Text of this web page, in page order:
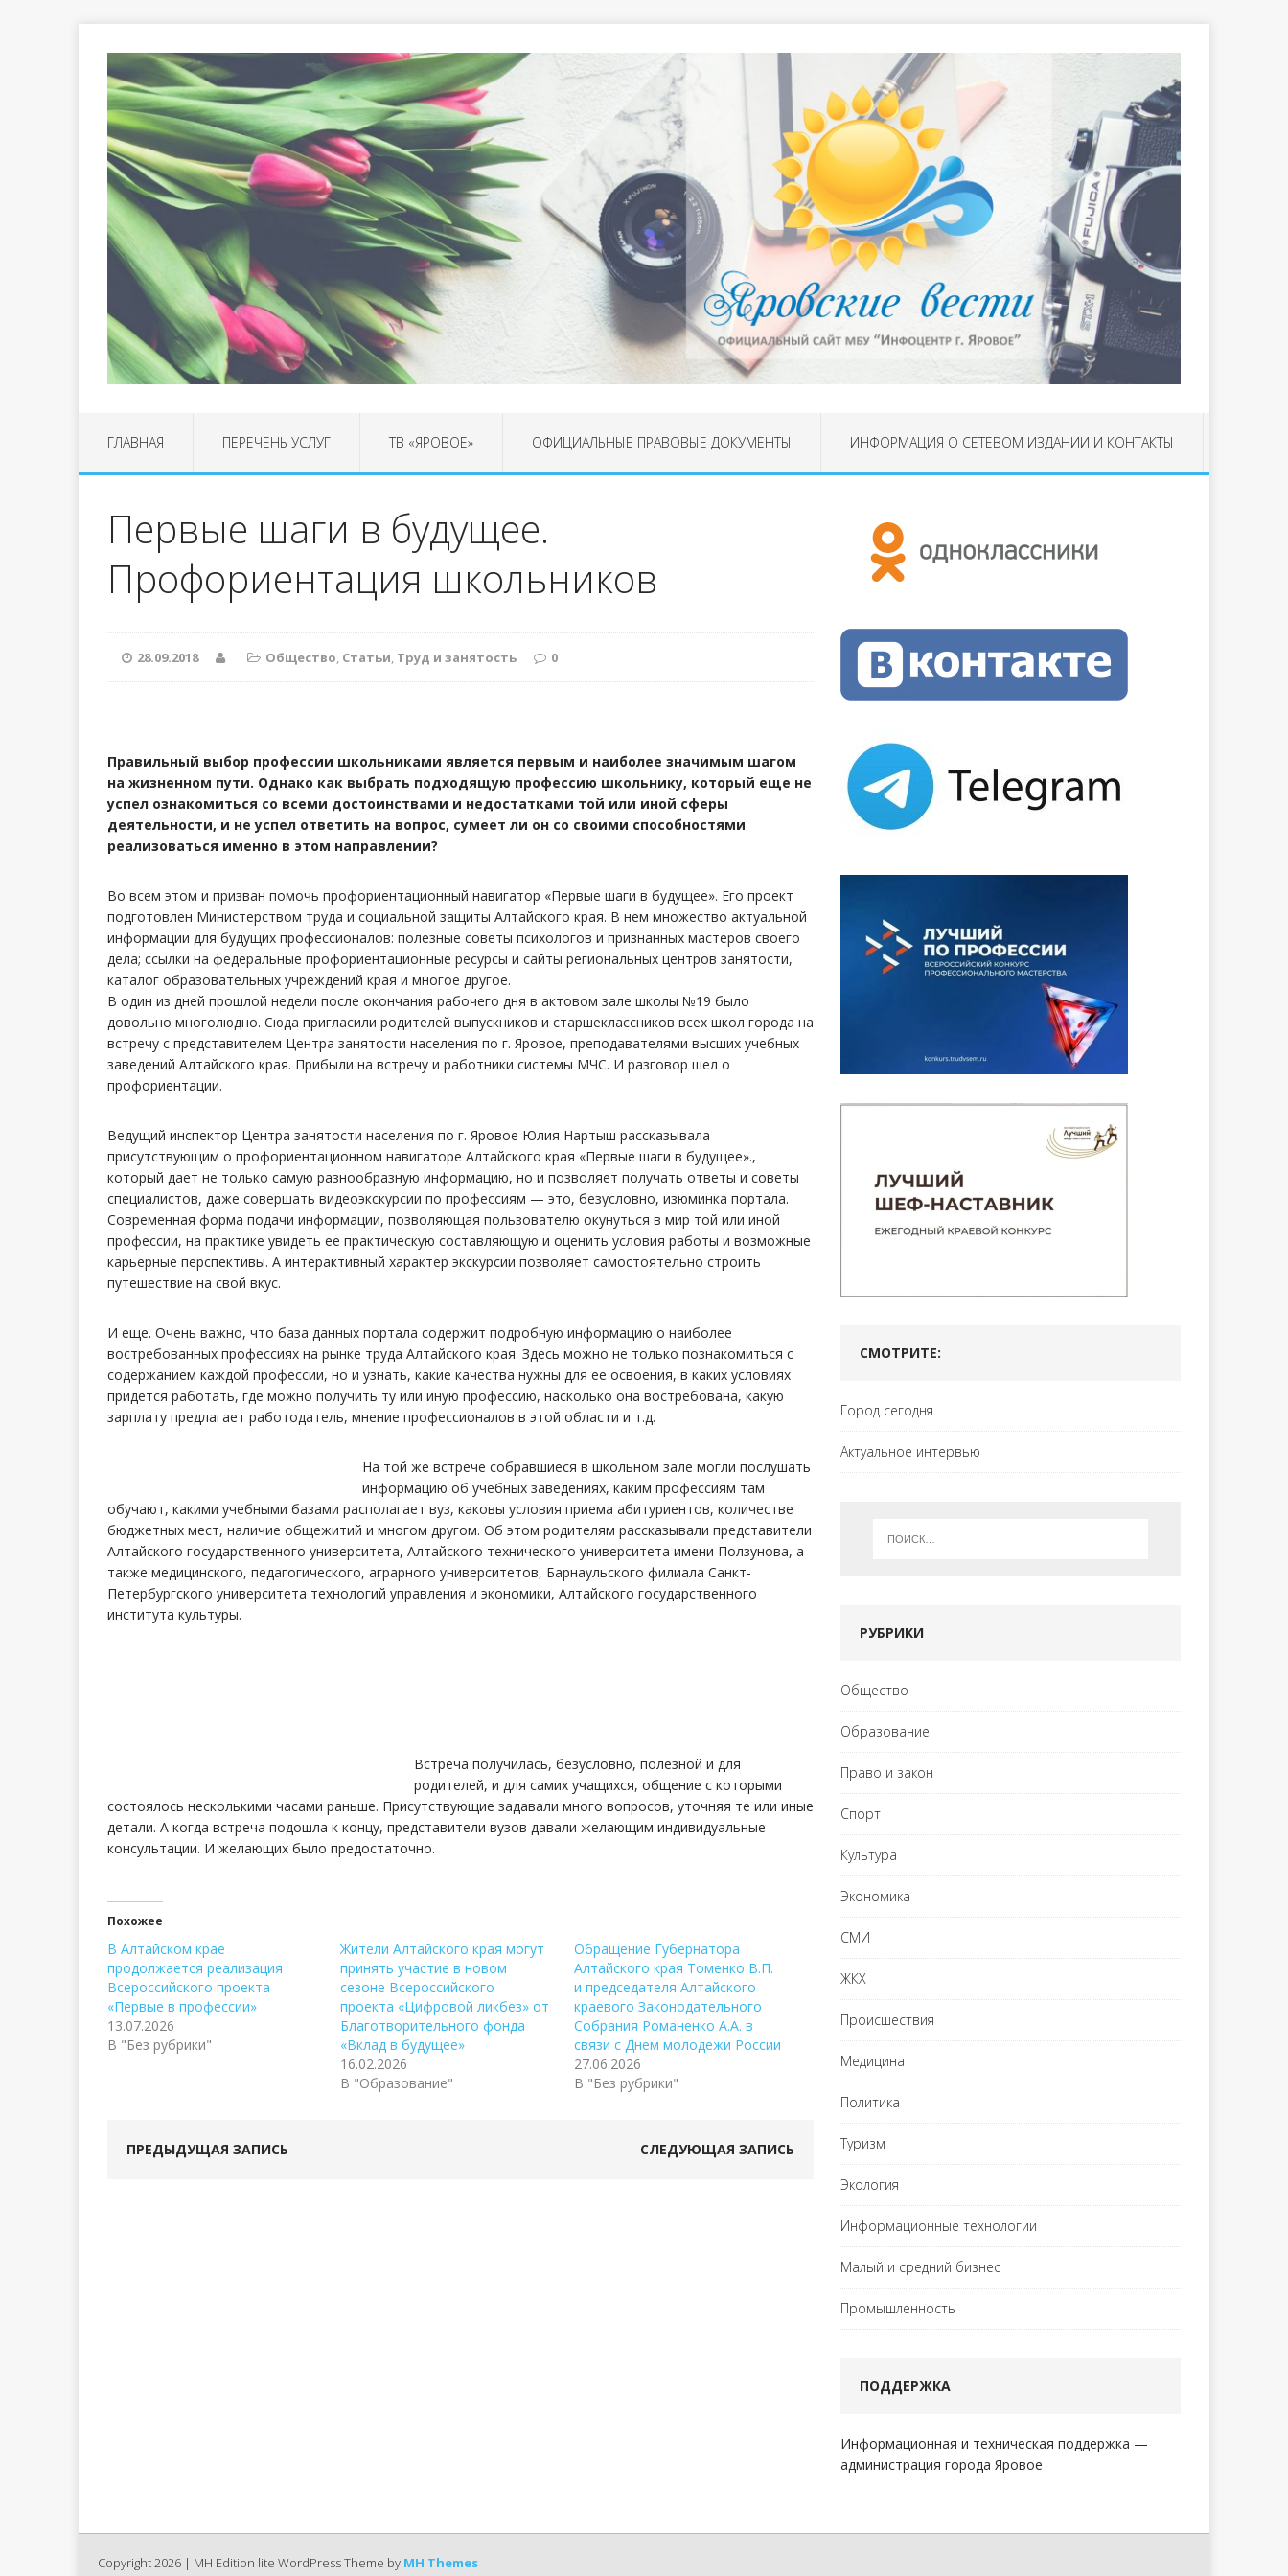
ГЛАВНАЯ ПЕРЕЧЕНЬ УСЛУГ ТВ «ЯРОВОЕ» ОФИЦИАЛЬНЫЕ ПРАВОВЫЕ ДОКУМЕНТЫ ИНФОРМАЦИЯ О СЕТЕВОМ ИЗДАНИИ И КОНТАКТЫ
Первые шаги в будущее.
Профориентация школьников
28.09.2018 Общество, Статьи, Труд и занятость 0
Правильный выбор профессии школьниками является первым и наиболее значимым шагом
на жизненном пути. Однако как выбрать подходящую профессию школьнику, который еще не
успел ознакомиться со всеми достоинствами и недостатками той или иной сферы
деятельности, и не успел ответить на вопрос, сумеет ли он со своими способностями
реализоваться именно в этом направлении?
Во всем этом и призван помочь профориентационный навигатор «Первые шаги в будущее». Его проект
подготовлен Министерством труда и социальной защиты Алтайского края. В нем множество актуальной
информации для будущих профессионалов: полезные советы психологов и признанных мастеров своего
дела; ссылки на федеральные профориентационные ресурсы и сайты региональных центров занятости,
каталог образовательных учреждений края и многое другое.
В один из дней прошлой недели после окончания рабочего дня в актовом зале школы №19 было
довольно многолюдно. Сюда пригласили родителей выпускников и старшеклассников всех школ города на
встречу с представителем Центра занятости населения по г. Яровое, преподавателями высших учебных
заведений Алтайского края. Прибыли на встречу и работники системы МЧС. И разговор шел о
профориентации.
Ведущий инспектор Центра занятости населения по г. Яровое Юлия Нартыш рассказывала
присутствующим о профориентационном навигаторе Алтайского края «Первые шаги в будущее».,
который дает не только самую разнообразную информацию, но и позволяет получать ответы и советы
специалистов, даже совершать видеоэкскурсии по профессиям — это, безусловно, изюминка портала.
Современная форма подачи информации, позволяющая пользователю окунуться в мир той или иной
профессии, на практике увидеть ее практическую составляющую и оценить условия работы и возможные
карьерные перспективы. А интерактивный характер экскурсии позволяет самостоятельно строить
путешествие на свой вкус.
И еще. Очень важно, что база данных портала содержит подробную информацию о наиболее
востребованных профессиях на рынке труда Алтайского края. Здесь можно не только познакомиться с
содержанием каждой профессии, но и узнать, какие качества нужны для ее освоения, в каких условиях
придется работать, где можно получить ту или иную профессию, насколько она востребована, какую
зарплату предлагает работодатель, мнение профессионалов в этой области и т.д.
На той же встрече собравшиеся в школьном зале могли послушать
информацию об учебных заведениях, каким профессиям там
обучают, какими учебными базами располагает вуз, каковы условия приема абитуриентов, количестве
бюджетных мест, наличие общежитий и многом другом. Об этом родителям рассказывали представители
Алтайского государственного университета, Алтайского технического университета имени Ползунова, а
также медицинского, педагогического, аграрного университетов, Барнаульского филиала Санкт-
Петербургского университета технологий управления и экономики, Алтайского государственного
института культуры.
Встреча получилась, безусловно, полезной и для
родителей, и для самих учащихся, общение с которыми
состоялось несколькими часами раньше. Присутствующие задавали много вопросов, уточняя те или иные
детали. А когда встреча подошла к концу, представители вузов давали желающим индивидуальные
консультации. И желающих было предостаточно.
Похожее
В Алтайском крае
продолжается реализация
Всероссийского проекта
«Первые в профессии»
13.07.2026
В "Без рубрики"
Жители Алтайского края могут
принять участие в новом
сезоне Всероссийского
проекта «Цифровой ликбез» от
Благотворительного фонда
«Вклад в будущее»
16.02.2026
В "Образование"
Обращение Губернатора
Алтайского края Томенко В.П.
и председателя Алтайского
краевого Законодательного
Собрания Романенко А.А. в
связи с Днем молодежи России
27.06.2026
В "Без рубрики"
ПРЕДЫДУЩАЯ ЗАПИСЬ СЛЕДУЮЩАЯ ЗАПИСЬ
СМОТРИТЕ:
Город сегодня
Актуальное интервью
РУБРИКИ
Общество
Образование
Право и закон
Спорт
Культура
Экономика
СМИ
ЖКХ
Происшествия
Медицина
Политика
Туризм
Экология
Информационные технологии
Малый и средний бизнес
Промышленность
ПОДДЕРЖКА
Информационная и техническая поддержка —
администрация города Яровое
Copyright 2026 | MH Edition lite WordPress Theme by MH Themes